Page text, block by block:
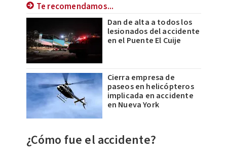
Te recomendamos...
Dan de alta a todos los
lesionados del accidente
en el Puente El Cuije
Cierra empresa de
paseos en helicópteros
implicada en accidente
en Nueva York
​¿Cómo fue el accidente?